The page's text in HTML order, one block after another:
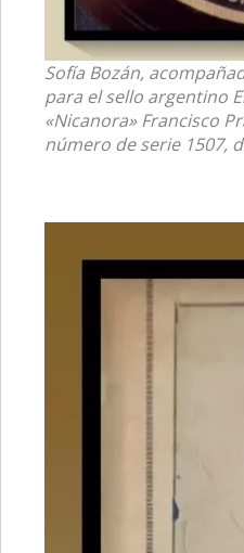
Sofía Bozán,
para el sello argentino
«Nicanora» Francisco
número de serie 1507,